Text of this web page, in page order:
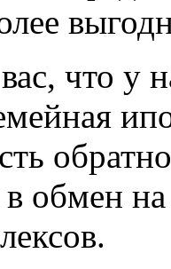
что у
обмен